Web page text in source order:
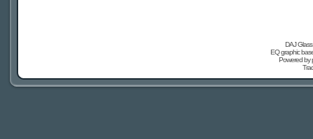
DAJ
EQ graphic
Powered by